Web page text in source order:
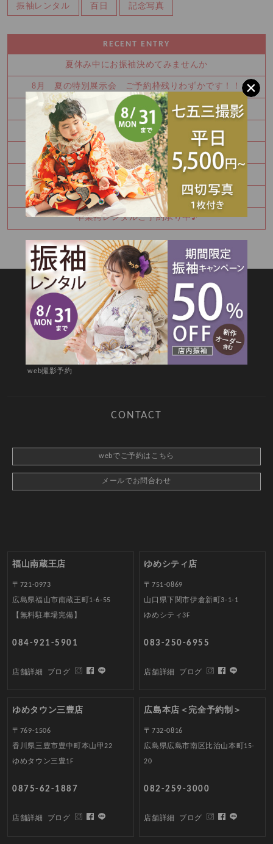
振袖レンタル 百日 記念写真
RECENT ENTRY
夏休み中にお振袖決めてみませんか
8月 夏の特別展示会 ご予約枠残りわずかです！！
Half Birthday‪‪*°♡
8月 振袖特別展示会 ご予約受付中です！！
Happy Birthday🎉
七五三詣りの神社紹介⛩️
8月振袖展示会予約受付中✨
卒業袴レンタルご予約承り中♪
SITEMAP
TOP 新着情報
撮影メニュー
料金・商品
キャンペーン
衣装カタログ
よくあるご質問
お問合せ
web撮影予約
CONTACT
webでご予約はこちら
メールでお問合わせ
福山南蔵王店
〒721-0973
広島県福山市南蔵王町1-6-55
【無料駐車場完備】
084-921-5901
店舗詳細 ブログ
ゆめシティ店
〒751-0869
山口県下関市伊倉新町3-1-1
ゆめシティ3F
083-250-6955
店舗詳細 ブログ
ゆめタウン三豊店
〒769-1506
香川県三豊市豊中町本山甲22
ゆめタウン三豊1F
0875-62-1887
店舗詳細 ブログ
広島本店＜完全予約制＞
〒732-0816
広島県広島市南区比治山本町15-
20
082-259-3000
店舗詳細 ブログ